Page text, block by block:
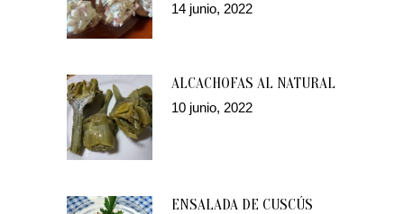
14 junio, 2022
ALCACHOFAS AL NATURAL
10 junio, 2022
ENSALADA DE CUSCÚS